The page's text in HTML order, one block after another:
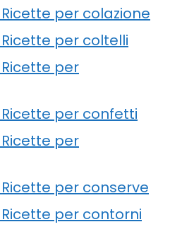
per colazione
per coltelli
per
per confetti
per
per conserve
per contorni